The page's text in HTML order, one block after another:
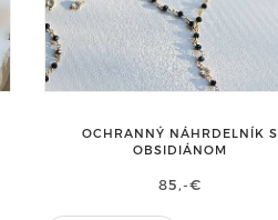
OCHRANNÝ NÁHRDELNÍK S
OBSIDIÁNOM
85,-€